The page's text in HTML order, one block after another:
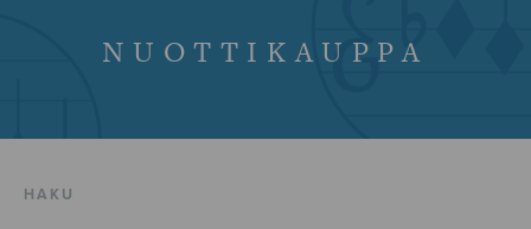
NUOTTIKAUPPA
HAKU